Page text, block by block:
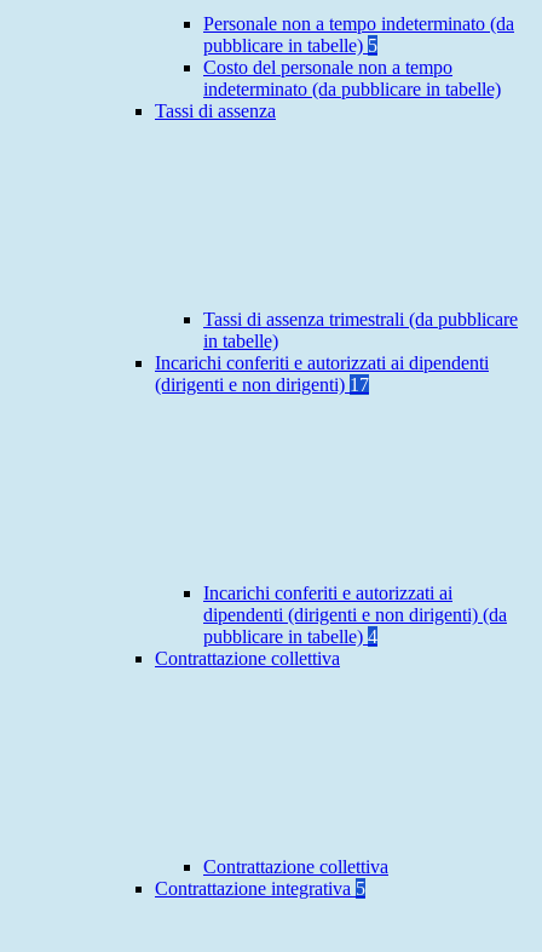
Personale non a tempo indeterminato (da
pubblicare in tabelle) 5
Costo del personale non a tempo
indeterminato (da pubblicare in tabelle)
Tassi di assenza
Tassi di assenza trimestrali (da pubblicare
in tabelle)
Incarichi conferiti e autorizzati ai dipendenti
(dirigenti e non dirigenti) 17
Incarichi conferiti e autorizzati ai
dipendenti (dirigenti e non dirigenti) (da
pubblicare in tabelle) 4
Contrattazione collettiva
Contrattazione collettiva
Contrattazione integrativa 5